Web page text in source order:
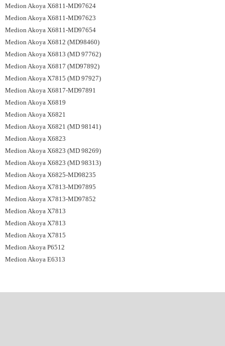
Medion Akoya X6811-MD97624
Medion Akoya X6811-MD97623
Medion Akoya X6811-MD97654
Medion Akoya X6812 (MD98460)
Medion Akoya X6813 (MD 97762)
Medion Akoya X6817 (MD97892)
Medion Akoya X7815 (MD 97927)
Medion Akoya X6817-MD97891
Medion Akoya X6819
Medion Akoya X6821
Medion Akoya X6821 (MD 98141)
Medion Akoya X6823
Medion Akoya X6823 (MD 98269)
Medion Akoya X6823 (MD 98313)
Medion Akoya X6825-MD98235
Medion Akoya X7813-MD97895
Medion Akoya X7813-MD97852
Medion Akoya X7813
Medion Akoya X7813
Medion Akoya X7815
Medion Akoya P6512
Medion Akoya E6313